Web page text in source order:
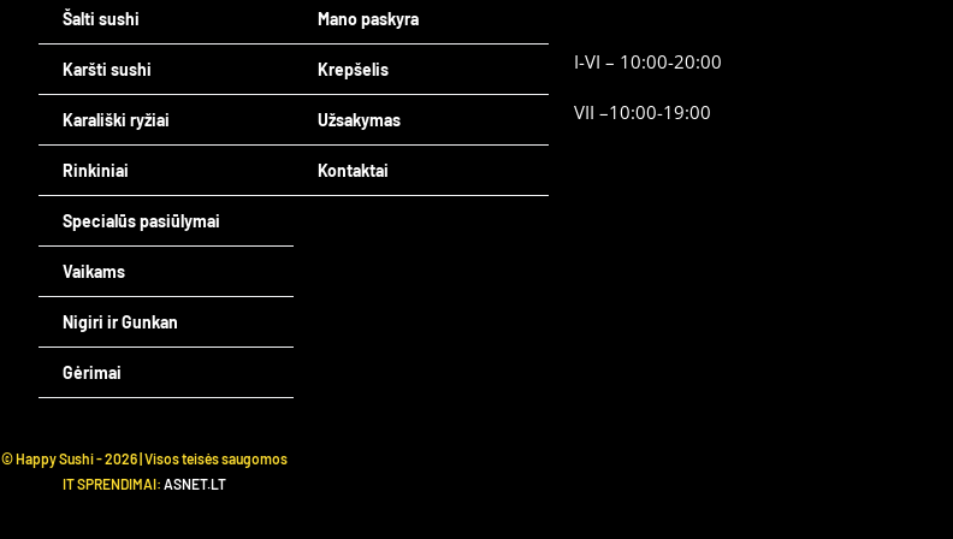
Šalti sushi
Karšti sushi
Karališki ryžiai
Rinkiniai
Specialūs pasiūlymai
Vaikams
Nigiri ir Gunkan
Gėrimai
Mano paskyra
Krepšelis
Užsakymas
Kontaktai
I-VI – 10:00-20:00
VII –10:00-19:00
© Happy Sushi -2026 | Visos teisės saugomos
IT SPRENDIMAI: ASNET.LT